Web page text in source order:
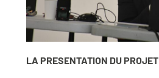
LA PRESENTATION DU PROJET